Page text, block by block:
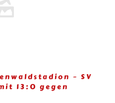
– SV
13:0 gegen